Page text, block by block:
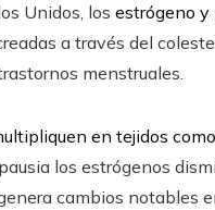
Unidos, los estrógeno y
a través del
menstruales.
en tejidos
los estrógenos
cambios notables